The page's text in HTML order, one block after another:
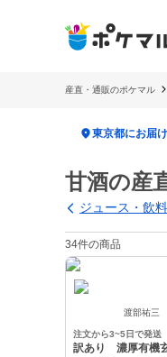
産直・通販のポケマル
location_on東京都にお届け
甘酒の産
ジュース・飲
34件の商品
渡部祐三
注文から3~5日で発送
訳あり 濃厚有機